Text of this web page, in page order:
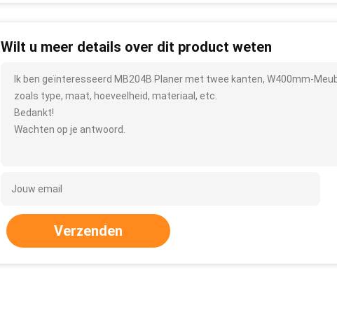
Wilt u meer details over dit product weten
Ik ben geïnteresseerd MB204B Planer met twee kanten, W400mm-
zoals type, maat, hoeveelheid, materiaal, etc.
Bedankt!
Wachten op je antwoord.
Verzenden